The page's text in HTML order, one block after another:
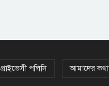
প্রাইভেসী পলিসি আমাদের কথা